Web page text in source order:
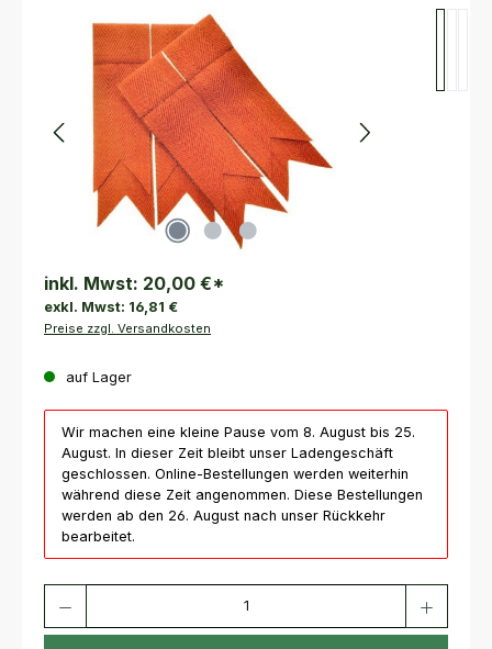
Bildergalerie überspringen
inkl. Mwst: 20,00 €*
exkl. Mwst: 16,81 €
Preise zzgl. Versandkosten
auf Lager
Wir machen eine kleine Pause vom 8. August bis 25.
August. In dieser Zeit bleibt unser Ladengeschäft
geschlossen. Online-Bestellungen werden weiterhin
während diese Zeit angenommen. Diese Bestellungen
werden ab den 26. August nach unser Rückkehr
bearbeitet.